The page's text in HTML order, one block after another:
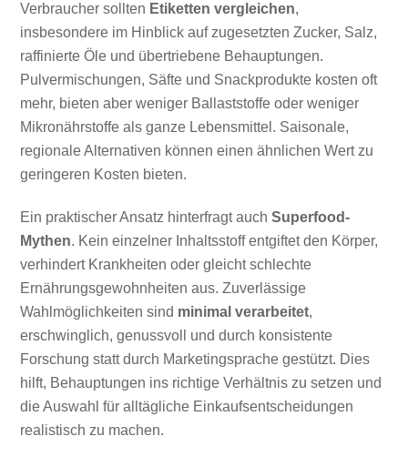
Verbraucher sollten Etiketten vergleichen,
insbesondere im Hinblick auf zugesetzten Zucker, Salz,
raffinierte Öle und übertriebene Behauptungen.
Pulvermischungen, Säfte und Snackprodukte kosten oft
mehr, bieten aber weniger Ballaststoffe oder weniger
Mikronährstoffe als ganze Lebensmittel. Saisonale,
regionale Alternativen können einen ähnlichen Wert zu
geringeren Kosten bieten.
Ein praktischer Ansatz hinterfragt auchSuperfood-
Mythen. Kein einzelner Inhaltsstoff entgiftet den Körper,
verhindert Krankheiten oder gleicht schlechte
Ernährungsgewohnheiten aus. Zuverlässige
Wahlmöglichkeiten sind minimal verarbeitet,
erschwinglich, genussvoll und durch konsistente
Forschung statt durch Marketingsprache gestützt. Dies
hilft, Behauptungen ins richtige Verhältnis zu setzen und
die Auswahl für alltägliche Einkaufsentscheidungen
realistisch zu machen.